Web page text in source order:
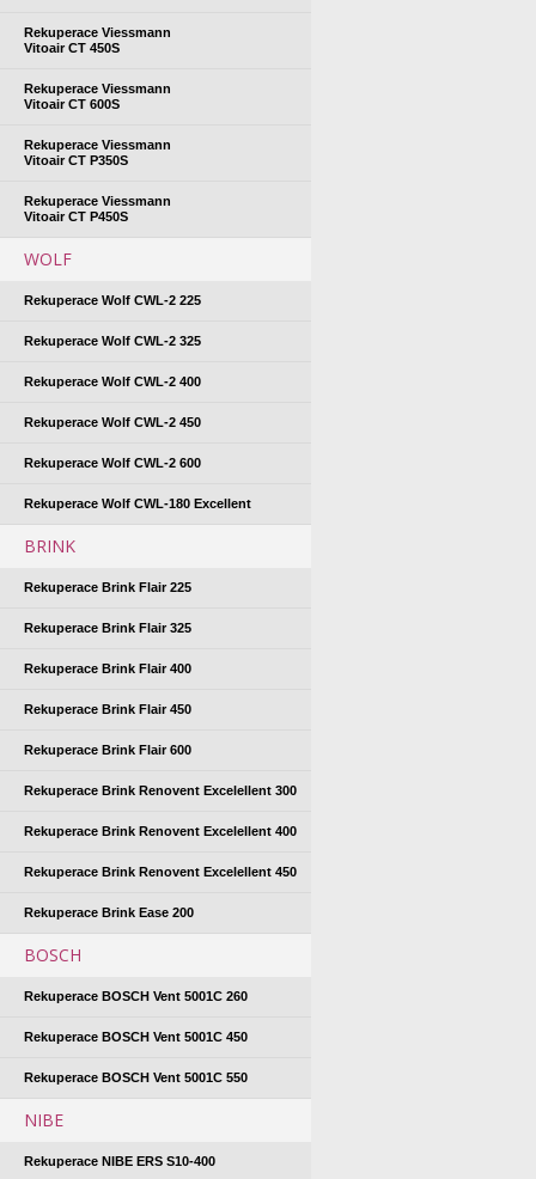
Rekuperace Viessmann
Vitoair CT 450S
Rekuperace Viessmann
Vitoair CT 600S
Rekuperace Viessmann
Vitoair CT P350S
Rekuperace Viessmann
Vitoair CT P450S
WOLF
Rekuperace Wolf CWL-2 225
Rekuperace Wolf CWL-2 325
Rekuperace Wolf CWL-2 400
Rekuperace Wolf CWL-2 450
Rekuperace Wolf CWL-2 600
Rekuperace Wolf CWL-180 Excellent
BRINK
Rekuperace Brink Flair 225
Rekuperace Brink Flair 325
Rekuperace Brink Flair 400
Rekuperace Brink Flair 450
Rekuperace Brink Flair 600
Rekuperace Brink Renovent Excelellent 300
Rekuperace Brink Renovent Excelellent 400
Rekuperace Brink Renovent Excelellent 450
Rekuperace Brink Ease 200
BOSCH
Rekuperace BOSCH Vent 5001C 260
Rekuperace BOSCH Vent 5001C 450
Rekuperace BOSCH Vent 5001C 550
NIBE
Rekuperace NIBE ERS S10-400